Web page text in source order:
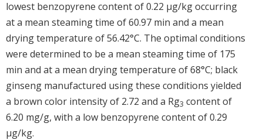
lowest benzopyrene content of 0.22 μg/kg occurring
at a mean steaming time of 60.97 min and a mean
drying temperature of 56.42°C. The optimal conditions
were determined to be a mean steaming time of 175
min and at a mean drying temperature of 68°C; black
ginseng manufactured using these conditions yielded
a brown color intensity of 2.72 and a Rg3 content of
6.20 mg/g, with a low benzopyrene content of 0.29
μg/kg.